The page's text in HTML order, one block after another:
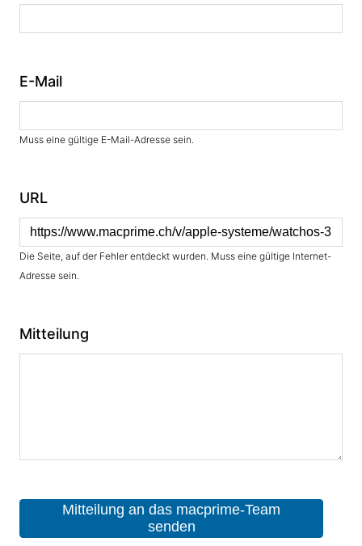
E-Mail
Muss eine gültige E-Mail-Adresse sein.
URL
Die Seite, auf der Fehler entdeckt wurden. Muss eine gültige Internet-
Adresse sein.
Mitteilung
Mitteilung an das macprime-Team
senden